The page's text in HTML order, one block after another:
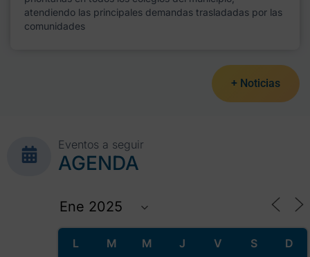
atendiendo las principales demandas trasladadas por las
comunidades
+ Noticias
Eventos a seguir
AGENDA
L M M J V S D